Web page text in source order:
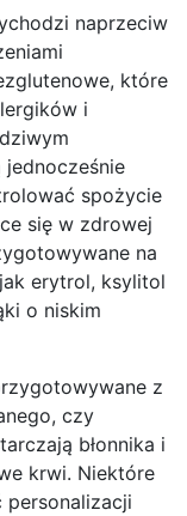
naprzeciw
które
i
spożycie
się w zdrowej
na
erytrol, ksylitol
o niskim
z
czy
błonnika i
krwi. Niektóre
personalizacji